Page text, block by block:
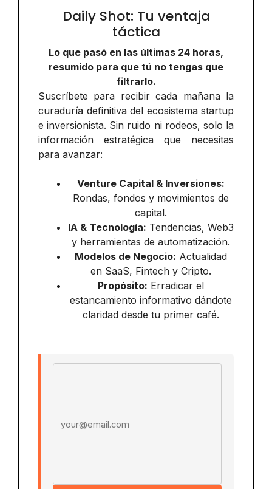
Daily Shot: Tu ventaja
táctica
Lo que pasó en las últimas 24 horas,
resumido para que tú no tengas que
filtrarlo.
Suscríbete para recibir cada mañana la
curaduría definitiva del ecosistema startup
e inversionista. Sin ruido ni rodeos, solo la
información estratégica que necesitas
para avanzar:
Venture Capital & Inversiones:
Rondas, fondos y movimientos de
capital.
IA & Tecnología: Tendencias, Web3
y herramientas de automatización.
Modelos de Negocio: Actualidad
en SaaS, Fintech y Cripto.
Propósito: Erradicar el
estancamiento informativo dándote
claridad desde tu primer café.